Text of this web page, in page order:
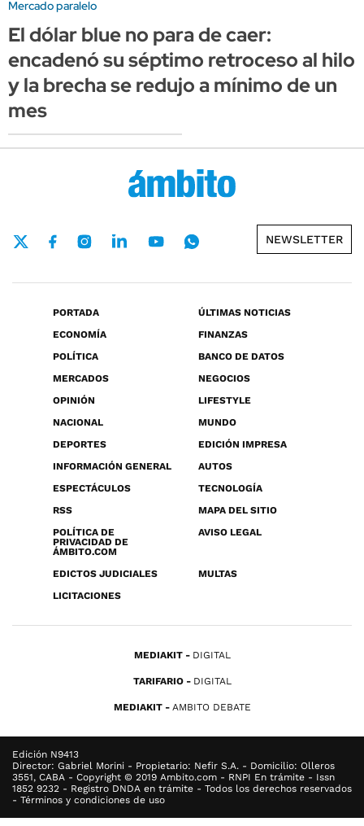
Mercado paralelo
El dólar blue no para de caer:
encadenó su séptimo retroceso al hilo
y la brecha se redujo a mínimo de un
mes
NEWSLETTER
PORTADA
ÚLTIMAS NOTICIAS
ECONOMÍA
FINANZAS
POLÍTICA
BANCO DE DATOS
MERCADOS
NEGOCIOS
OPINIÓN
LIFESTYLE
NACIONAL
MUNDO
DEPORTES
EDICIÓN IMPRESA
INFORMACIÓN GENERAL
AUTOS
ESPECTÁCULOS
TECNOLOGÍA
RSS
MAPA DEL SITIO
POLÍTICA DE
PRIVACIDAD DE
ÁMBITO.COM
AVISO LEGAL
EDICTOS JUDICIALES
MULTAS
LICITACIONES
MEDIAKIT DIGITAL
TARIFARIO DIGITAL
MEDIAKIT AMBITO DEBATE
Edición N9413
Director: Gabriel Morini - Propietario: Nefir S.A. - Domicilio: Olleros
3551, CABA - Copyright © 2019 Ambito.com - RNPI En trámite - Issn
1852 9232 - Registro DNDA en trámite - Todos los derechos reservados
- Términos y condiciones de uso